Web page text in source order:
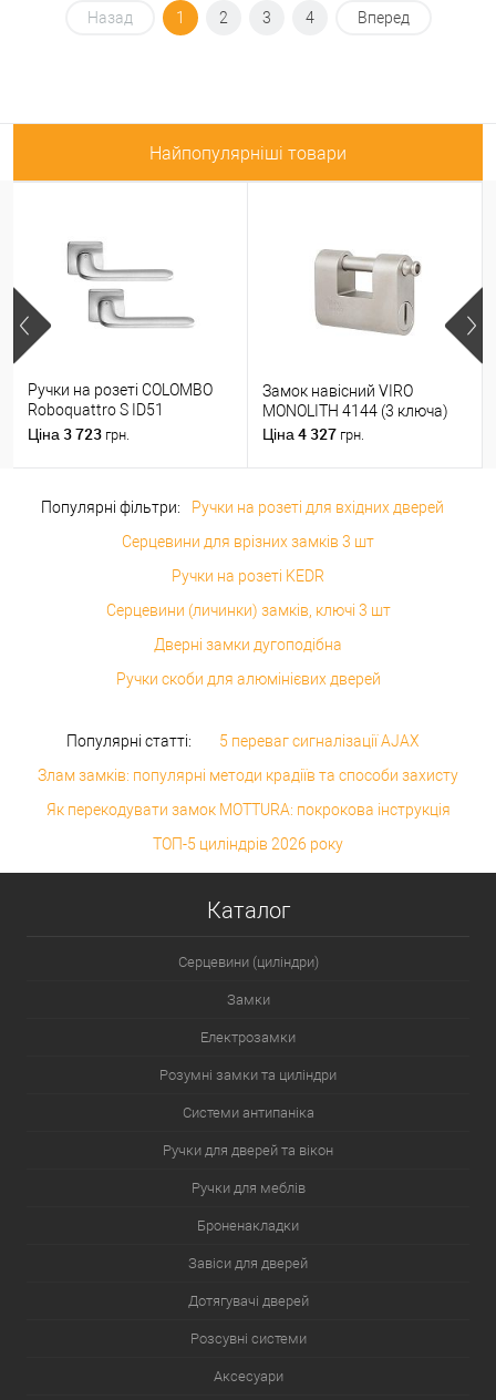
Назад 1 2 3 4 Вперед
Найпопулярніші товари
Ручки на розеті COLOMBO
Roboquattro S ID51
(PT19BZG-PT13) матовий
Ціна 3 723 грн.
Замок навісний VIRO
MONOLITH 4144 (3 ключа)
Ціна 4 327 грн.
Популярні фільтри:
Ручки на розеті для вхідних дверей
Серцевини для врізних замків 3 шт
Ручки на розеті KEDR
Серцевини (личинки) замків, ключі 3 шт
Дверні замки дугоподібна
Ручки скоби для алюмінієвих дверей
Популярні статті:
5 переваг сигналізації AJAX
Злам замків: популярні методи крадіїв та способи захисту
Як перекодувати замок MOTTURA: покрокова інструкція
ТОП-5 циліндрів 2026 року
Каталог
Серцевини (циліндри)
Замки
Електрозамки
Розумні замки та циліндри
Системи антипаніка
Ручки для дверей та вікон
Ручки для меблів
Броненакладки
Завіси для дверей
Дотягувачі дверей
Розсувні системи
Аксесуари